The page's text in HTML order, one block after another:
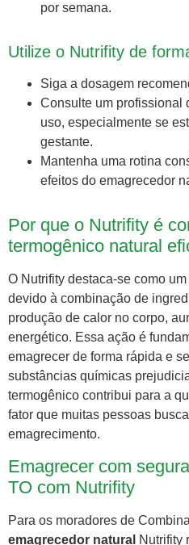
por semana.
Utilize o Nutrifity de
Siga a dosagem
Consulte um profissional
uso, especialmente se
gestante.
Mantenha uma rotina
efeitos do emagrecedor
Por que o Nutrifity é
termogênico natural
O Nutrifity destaca-se como um
devido à combinação de
produção de calor no corpo,
energético. Essa ação é
emagrecer de forma rápida e
substâncias químicas
termogênico contribui para a
fator que muitas pessoas
emagrecimento.
Emagrecer com
TO com Nutrifity
Para os moradores de
emagrecedor natural Nutrifity